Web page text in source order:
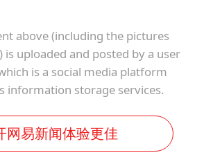
above (including the pictures
is uploaded and posted by a user
is a social media platform
information storage services.
网易新闻体验更佳